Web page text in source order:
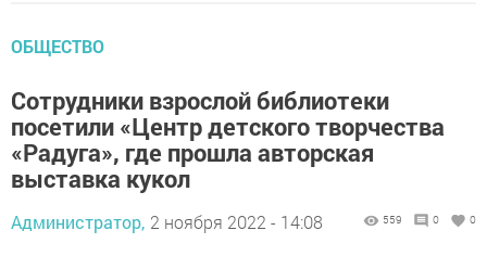
ОБЩЕСТВО
Сотрудники взрослой библиотеки
посетили «Центр детского творчества
«Радуга», где прошла авторская
выставка кукол
Администратор, 2 ноября 2022 - 14:08 559 0 0